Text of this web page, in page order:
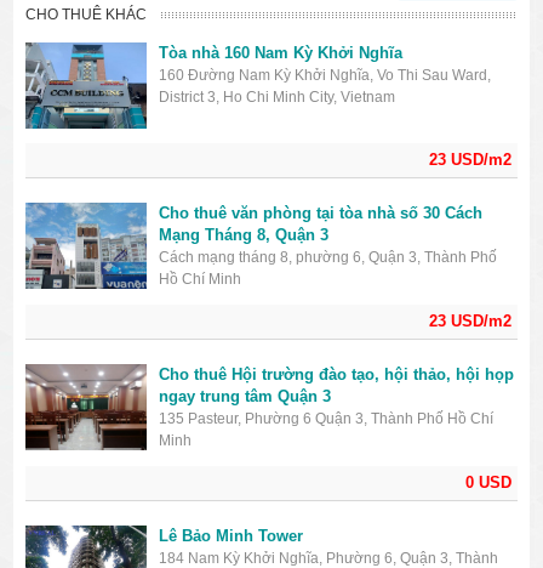
CHO THUÊ KHÁC
23 USD/m2
Tòa nhà 160 Nam Kỳ Khởi Nghĩa
160 Đường Nam Kỳ Khởi Nghĩa, Vo Thi Sau Ward,
District 3, Ho Chi Minh City, Vietnam
23 USD/m2
Cho thuê văn phòng tại tòa nhà số 30 Cách
Mạng Tháng 8, Quận 3
Cách mạng tháng 8, phường 6, Quận 3, Thành Phố
Hồ Chí Minh
0 USD
Cho thuê Hội trường đào tạo, hội thảo, hội họp
ngay trung tâm Quận 3
135 Pasteur, Phường 6 Quận 3, Thành Phố Hồ Chí
Minh
Lê Bảo Minh Tower
184 Nam Kỳ Khởi Nghĩa, Phường 6, Quận 3, Thành